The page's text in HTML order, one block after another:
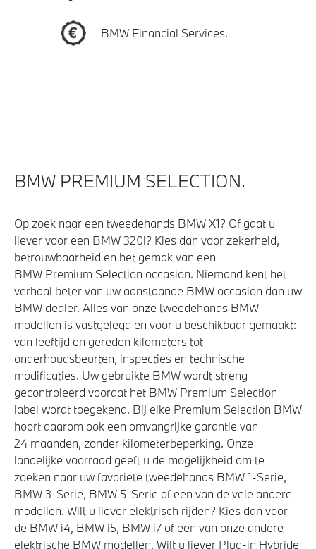
BMW Financial Services.
BMW PREMIUM SELECTION.
Op zoek naar een tweedehands BMW X1? Of gaat u
liever voor een BMW 320i? Kies dan voor zekerheid,
betrouwbaarheid en het gemak van een
BMW Premium Selection occasion. Niemand kent het
verhaal beter van uw aanstaande BMW occasion dan uw
BMW dealer. Alles van onze tweedehands BMW
modellen is vastgelegd en voor u beschikbaar gemaakt:
van leeftijd en gereden kilometers tot
onderhoudsbeurten, inspecties en technische
modificaties. Uw gebruikte BMW wordt streng
gecontroleerd voordat het BMW Premium Selection
label wordt toegekend. Bij elke Premium Selection BMW
hoort daarom ook een omvangrijke garantie van
24 maanden, zonder kilometerbeperking. Onze
landelijke voorraad geeft u de mogelijkheid om te
zoeken naar uw favoriete tweedehands BMW 1-Serie,
BMW 3-Serie, BMW 5-Serie of een van de vele andere
modellen. Wilt u liever elektrisch rijden? Kies dan voor
de BMW i4, BMW i5, BMW i7 of een van onze andere
elektrische BMW modellen. Wilt u liever Plug-in Hybride